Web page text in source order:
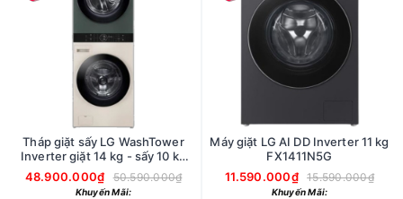
Tháp giặt sấy LG WashTower
Inverter giặt 14 kg - sấy 10 kg
WT1410NHEG.ABGPEVN
48.900.000₫ 50.590.000₫
Khuyến Mãi:
Máy giặt LG AI DD Inverter 11 kg
FX1411N5G
11.590.000₫
15.590.000₫
Khuyến Mãi: